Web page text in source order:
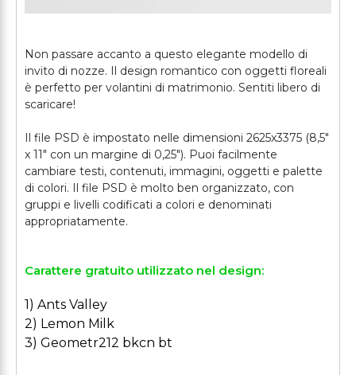
Non passare accanto a questo elegante modello di
invito di nozze. Il design romantico con oggetti floreali
è perfetto per volantini di matrimonio. Sentiti libero di
scaricare!
Il file PSD è impostato nelle dimensioni 2625x3375 (8,5"
x 11" con un margine di 0,25"). Puoi facilmente
cambiare testi, contenuti, immagini, oggetti e palette
di colori. Il file PSD è molto ben organizzato, con
gruppi e livelli codificati a colori e denominati
Carattere gratuito utilizzato nel design:
1) Ants Valley
2) Lemon Milk
3) Geometr212 bkcn bt